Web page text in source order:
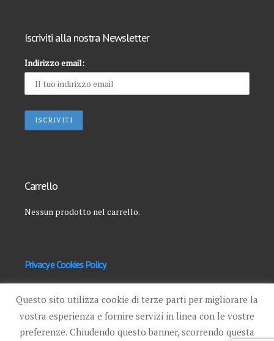
Iscriviti alla nostra Newsletter
Indirizzo email:
Carrello
Nessun prodotto nel carrello.
Privacy e Cookies Policy
ACCOUNT
ENTRA
Questo sito utilizza cookie di terze parti per migliorare la
vostra esperienza e fornire servizi in linea con le vostre
preferenze. Chiudendo questo banner, scorrendo questa